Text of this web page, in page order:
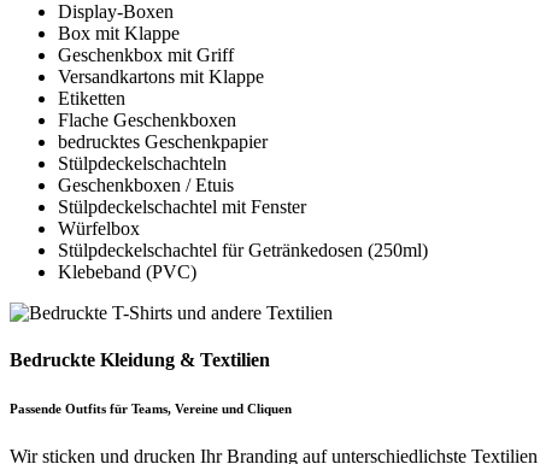
Display-Boxen
Box mit Klappe
Geschenkbox mit Griff
Versandkartons mit Klappe
Etiketten
Flache Geschenkboxen
bedrucktes Geschenkpapier
Stülpdeckelschachteln
Geschenkboxen / Etuis
Stülpdeckelschachtel mit Fenster
Würfelbox
Stülpdeckelschachtel für Getränkedosen (250ml)
Klebeband (PVC)
Bedruckte Kleidung & Textilien
Passende Outfits für Teams, Vereine und Cliquen
Wir sticken und drucken Ihr Branding auf unterschiedlichste Textilien